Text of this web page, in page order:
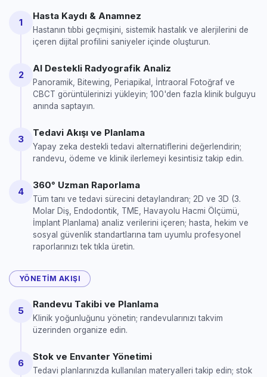
1
Hasta Kaydı & Anamnez
Hastanın tıbbi geçmişini, sistemik hastalık ve alerjilerini de
içeren dijital profilini saniyeler içinde oluşturun.
2
AI Destekli Radyografik Analiz
Panoramik, Bitewing, Periapikal, İntraoral Fotoğraf ve
CBCT görüntülerinizi yükleyin; 100'den fazla klinik bulguyu
anında saptayın.
3
Tedavi Akışı ve Planlama
Yapay zeka destekli tedavi alternatiflerini değerlendirin;
randevu, ödeme ve klinik ilerlemeyi kesintisiz takip edin.
4
360° Uzman Raporlama
Tüm tanı ve tedavi sürecini detaylandıran; 2D ve 3D (3.
Molar Diş, Endodontik, TME, Havayolu Hacmi Ölçümü,
İmplant Planlama) analiz verilerini içeren; hasta, hekim ve
sosyal güvenlik standartlarına tam uyumlu profesyonel
raporlarınızı tek tıkla üretin.
YÖNETIM AKIŞI
5
Randevu Takibi ve Planlama
Klinik yoğunluğunu yönetin; randevularınızı takvim
üzerinden organize edin.
6
Stok ve Envanter Yönetimi
Tedavi planlarınızda kullanılan materyalleri takip edin; stok